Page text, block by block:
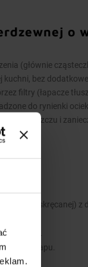
o
(głównie
kuchni, bez
filtry (łapacze
do rynienki
tłuszczu i
(skręcanej) z
montaż.
okapu.